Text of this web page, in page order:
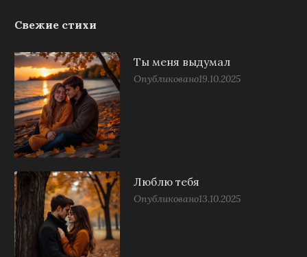
Свежие стихи
Ты меня выдумал
Опубликовано19.10.2025
Люблю тебя
Опубликовано13.10.2025